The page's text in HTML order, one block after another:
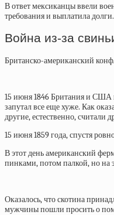
В ответ мексиканцы ввели
требования и выплатила
Война из-за
Британско-американский
15 июня 1846 Британия и США
запутал все еще хуже. Как
другие, естественно, считали
15 июня 1859 года, спустя
В этот день американский
пинками, потом палкой, но на
Оказалось, что скотина
мужчины пошли просить о